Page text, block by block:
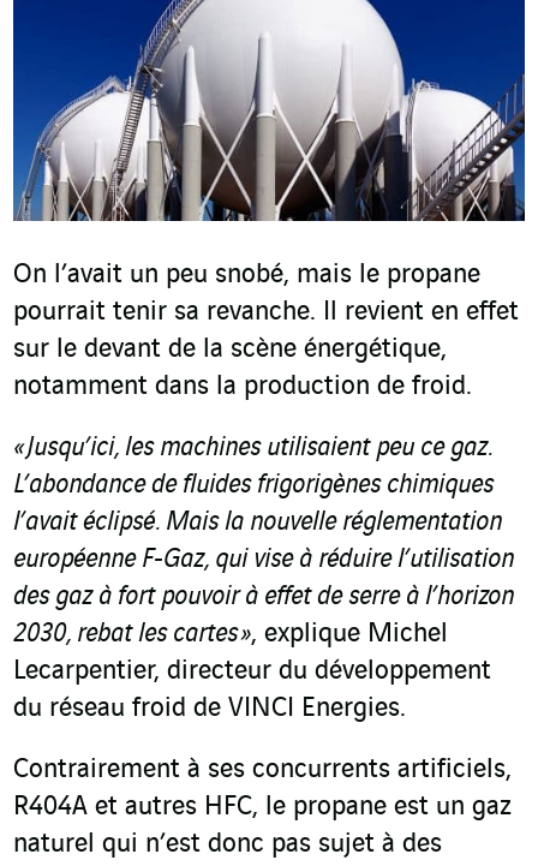
On l’avait un peu snobé, mais le propane
pourrait tenir sa revanche. Il revient en effet
sur le devant de la scène énergétique,
notamment dans la production de froid.
« Jusqu’ici, les machines utilisaient peu ce gaz.
L’abondance de fluides frigorigènes chimiques
l’avait éclipsé. Mais la nouvelle réglementation
européenne F-Gaz, qui vise à réduire l’utilisation
des gaz à fort pouvoir à effet de serre à l’horizon
2030, rebat les cartes », explique Michel
Lecarpentier, directeur du développement
du réseau froid de VINCI Energies.
Contrairement à ses concurrents artificiels,
R404A et autres HFC, le propane est un gaz
naturel qui n’est donc pas sujet à des